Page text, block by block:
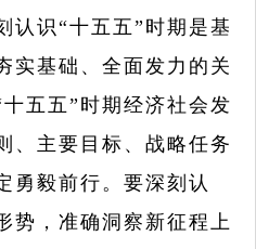
认识“十五五”时期是基
实基础、全面发力的关
五五”时期经济社会发
、主要目标、战略任务
勇毅前行。要深刻认
势，准确洞察新征程上